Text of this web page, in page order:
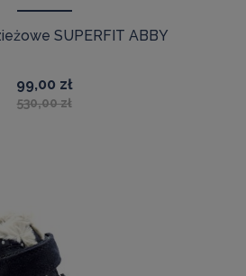
SUPERFIT ABBY
99,00 zł
530,00 zł